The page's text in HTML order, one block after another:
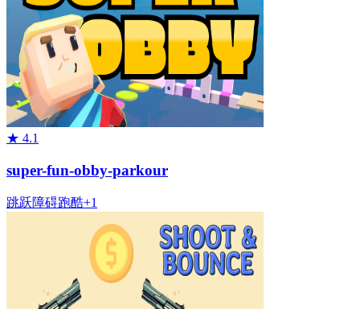
★ 4.1
super-fun-obby-parkour
跳跃障碍跑酷+1